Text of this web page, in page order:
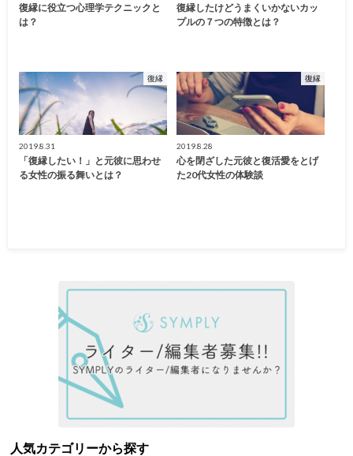
復縁に役立つ心理学テクニックと
は？
復縁したけどうまくいかないカッ
プルの７つの特徴とは？
復縁
2019.8.31
「復縁したい！」と元彼に思わせ
る女性の振る舞いとは？
復縁
2019.8.28
心を閉ざした元彼と復活愛をとげ
た20代女性の体験談
人気カテゴリーから探す